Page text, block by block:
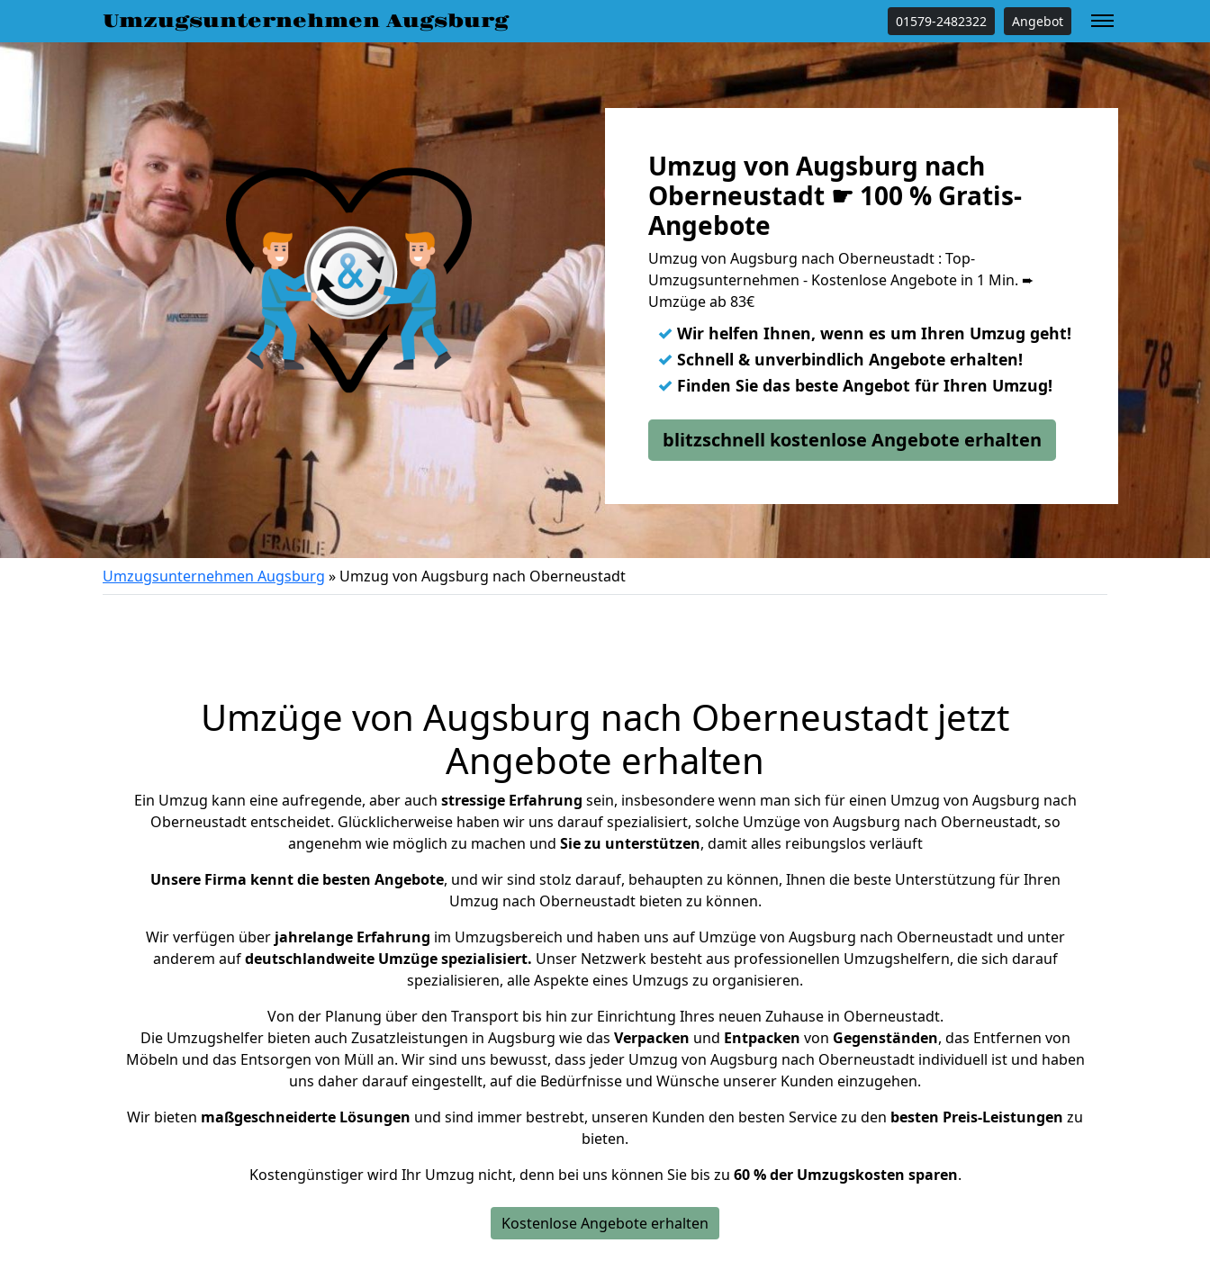
Umzugsunternehmen Augsburg 01579-2482322 Angebot
Umzug von Augsburg nach
Oberneustadt ☛ 100 % Gratis-
Angebote
Umzug von Augsburg nach Oberneustadt : Top-
Umzugsunternehmen - Kostenlose Angebote in 1 Min. ➨
Umzüge ab 83€
✓ Wir helfen Ihnen, wenn es um Ihren Umzug geht!
✓ Schnell & unverbindlich Angebote erhalten!
✓ Finden Sie das beste Angebot für Ihren Umzug!
blitzschnell kostenlose Angebote erhalten
Umzugsunternehmen Augsburg » Umzug von Augsburg nach Oberneustadt
Umzüge von Augsburg nach Oberneustadt jetzt
Angebote erhalten
Ein Umzug kann eine aufregende, aber auch stressige Erfahrung sein, insbesondere wenn man sich für einen Umzug von Augsburg nach
Oberneustadt entscheidet. Glücklicherweise haben wir uns darauf spezialisiert, solche Umzüge von Augsburg nach Oberneustadt, so
angenehm wie möglich zu machen und Sie zu unterstützen, damit alles reibungslos verläuft
Unsere Firma kennt die besten Angebote, und wir sind stolz darauf, behaupten zu können, Ihnen die beste Unterstützung für Ihren
Umzug nach Oberneustadt bieten zu können.
Wir verfügen überjahrelange Erfahrung im Umzugsbereich und haben uns auf Umzüge von Augsburg nach Oberneustadt und unter
anderem aufdeutschlandweite Umzüge spezialisiert. Unser Netzwerk besteht aus professionellen Umzugshelfern, die sich darauf
spezialisieren, alle Aspekte eines Umzugs zu organisieren.
Von der Planung über den Transport bis hin zur Einrichtung Ihres neuen Zuhause in Oberneustadt.
Die Umzugshelfer bieten auch Zusatzleistungen in Augsburg wie das Verpacken und Entpacken von Gegenständen, das Entfernen von
Möbeln und das Entsorgen von Müll an. Wir sind uns bewusst, dass jeder Umzug von Augsburg nach Oberneustadt individuell ist und haben
uns daher darauf eingestellt, auf die Bedürfnisse und Wünsche unserer Kunden einzugehen.
Wir bieten maßgeschneiderte Lösungen und sind immer bestrebt, unseren Kunden den besten Service zu den besten Preis-Leistungen zu
bieten.
Kostengünstiger wird Ihr Umzug nicht, denn bei uns können Sie bis zu 60 % der Umzugskosten sparen.
Kostenlose Angebote erhalten